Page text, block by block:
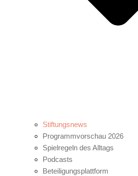
Stiftungsnews
Programmvorschau 2026
Spielregeln des Alltags
Podcasts
Beteiligungsplattform